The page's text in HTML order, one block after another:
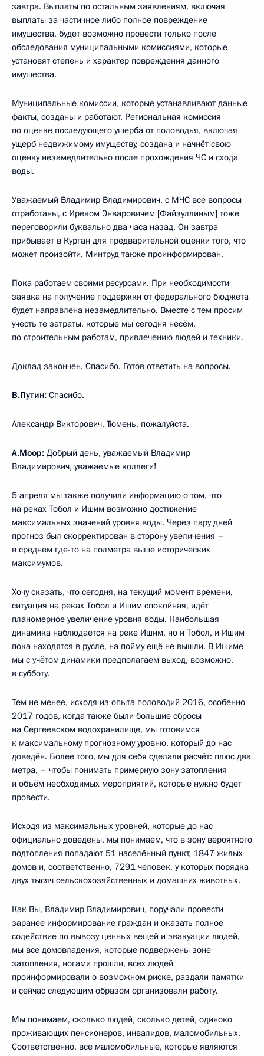
завтра. Выплаты по остальным заявлениям, включая
выплаты за частичное либо полное повреждение
имущества, будет возможно провести только после
обследования муниципальными комиссиями, которые
установят степень и характер повреждения данного
имущества.
Муниципальные комиссии, которые устанавливают данные
факты, созданы и работают. Региональная комиссия
по оценке последующего ущерба от половодья, включая
ущерб недвижимому имуществу, создана и начнёт свою
оценку незамедлительно после прохождения ЧС и схода
воды.
Уважаемый Владимир Владимирович, с МЧС все вопросы
отработаны, с Иреком Энваровичем [Файзуллиным] тоже
переговорили буквально два часа назад. Он завтра
прибывает в Курган для предварительной оценки того, что
может произойти, Минтруд также проинформирован.
Пока работаем своими ресурсами. При необходимости
заявка на получение поддержки от федерального бюджета
будет направлена незамедлительно. Вместе с тем просим
учесть те затраты, которые мы сегодня несём,
по строительным работам, привлечению людей и техники.
Доклад закончен. Спасибо. Готов ответить на вопросы.
В.Путин: Спасибо.
Александр Викторович, Тюмень, пожалуйста.
А.Моор: Добрый день, уважаемый Владимир
Владимирович, уважаемые коллеги!
5 апреля мы также получили информацию о том, что
на реках Тобол и Ишим возможно достижение
максимальных значений уровня воды. Через пару дней
прогноз был скорректирован в сторону увеличения –
в среднем где-то на полметра выше исторических
максимумов.
Хочу сказать, что сегодня, на текущий момент времени,
ситуация на реках Тобол и Ишим спокойная, идёт
планомерное увеличение уровня воды. Наибольшая
динамика наблюдается на реке Ишим, но и Тобол, и Ишим
пока находятся в русле, на пойму ещё не вышли. В Ишиме
мы с учётом динамики предполагаем выход, возможно,
в субботу.
Тем не менее, исходя из опыта половодий 2016, особенно
2017 годов, когда также были большие сбросы
на Сергеевском водохранилище, мы готовимся
к максимальному прогнозному уровню, который до нас
доведён. Более того, мы для себя сделали расчёт: плюс два
метра, – чтобы понимать примерную зону затопления
и объём необходимых мероприятий, которые нужно будет
провести.
Исходя из максимальных уровней, которые до нас
официально доведены, мы понимаем, что в зону вероятного
подтопления попадают 51 населённый пункт, 1847 жилых
домов и, соответственно, 7291 человек, у которых порядка
двух тысяч сельскохозяйственных и домашних животных.
Как Вы, Владимир Владимирович, поручали провести
заранее информирование граждан и оказать полное
содействие по вывозу ценных вещей и эвакуации людей,
мы все домовладения, которые подвержены зоне
затопления, ногами прошли, всех людей
проинформировали о возможном риске, раздали памятки
и сейчас следующим образом организовали работу.
Мы понимаем, сколько людей, сколько детей, одиноко
проживающих пенсионеров, инвалидов, маломобильных.
Соответственно, все маломобильные, которые являются